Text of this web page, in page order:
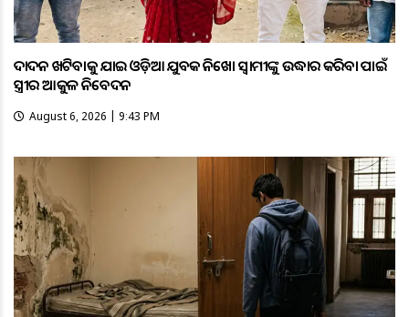
ଦାଦନ ଖଟିବାକୁ ଯାଇ ଓଡ଼ିଆ ଯୁବକ ନିଖୋଜ ସ୍ବାମୀଙ୍କୁ ଉଦ୍ଧାର କରିବା ପାଇଁ
ସ୍ତ୍ରୀର ଆକୁଳ ନିବେଦନ
August 6, 2026 | 9:43 PM